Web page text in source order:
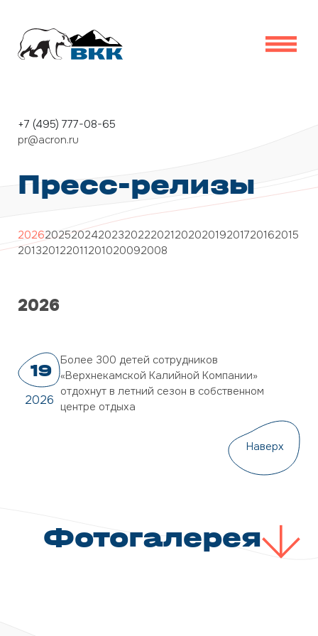
+7 (495) 777-08-65
pr@acron.ru
Пресс-релизы
20262025202420232022202120202019201720162015
201320122011201020092008
2026
19
2026
Более 300 детей сотрудников
«Верхнекамской Калийной Компании»
отдохнут в летний сезон в собственном
центре отдыха
Наверх
Фотогалерея